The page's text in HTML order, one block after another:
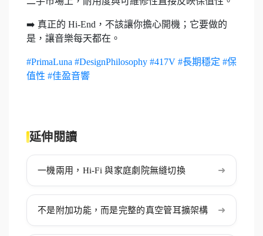
➡️ 真正的 Hi-End，不該讓你擔心開機；它要做的
是，讓音樂每天都在。
#PrimaLuna #DesignPhilosophy #417V #長期穩定 #保
值性 #佳盈音響
延伸閱讀
一機兩用，Hi-Fi 與家庭劇院無縫切換 ➜
不是附加功能，而是完整的真空管耳擴架構 ➜